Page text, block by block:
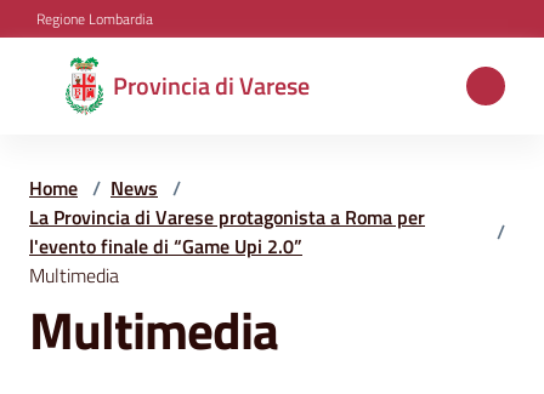
Vai al contenuto
Vai alla navigazione
Vai al footer
Regione Lombardia
Provincia di Varese
Provincia
di
Aree
tematiche
Home / News /
La Provincia di Varese protagonista a Roma per
l'evento finale di “Game Upi 2.0”
/
Multimedia
Multimedia